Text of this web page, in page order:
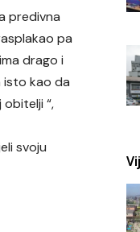
predivna
pa
drago i
isto kao da
“,
svoju